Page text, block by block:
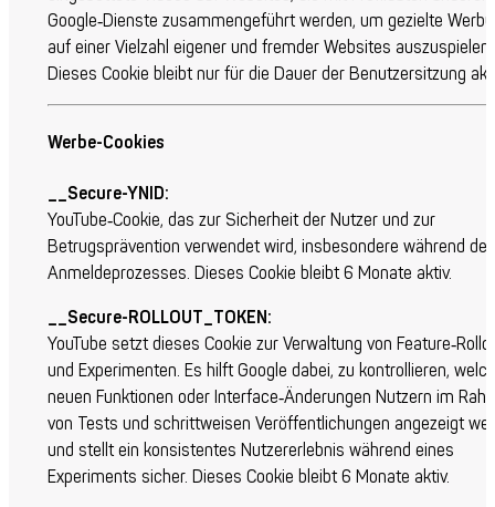
Google‑Dienste zusammengeführt werden, um gezielte
auf einer Vielzahl eigener und fremder Websites auszuspielen.
Dieses Cookie bleibt nur für die Dauer der Benutzersitzung
Werbe-Cookies
__Secure-YNID:
YouTube‑Cookie, das zur Sicherheit der Nutzer und zur
Betrugsprävention verwendet wird, insbesondere während des
Anmeldeprozesses. Dieses Cookie bleibt 6 Monate aktiv.
__Secure-ROLLOUT_TOKEN:
YouTube setzt dieses Cookie zur Verwaltung von
und Experimenten. Es hilft Google dabei, zu kontrollieren,
neuen Funktionen oder Interface‑Änderungen Nutzern im
von Tests und schrittweisen Veröffentlichungen angezeigt
und stellt ein konsistentes Nutzererlebnis während eines
Experiments sicher. Dieses Cookie bleibt 6 Monate aktiv.